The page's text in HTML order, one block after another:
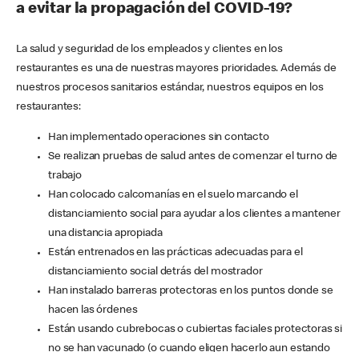
a evitar la propagación del COVID-19?
La salud y seguridad de los empleados y clientes en los
restaurantes es una de nuestras mayores prioridades. Además de
nuestros procesos sanitarios estándar, nuestros equipos en los
restaurantes:
Han implementado operaciones sin contacto
Se realizan pruebas de salud antes de comenzar el turno de
trabajo
Han colocado calcomanías en el suelo marcando el
distanciamiento social para ayudar a los clientes a mantener
una distancia apropiada
Están entrenados en las prácticas adecuadas para el
distanciamiento social detrás del mostrador
Han instalado barreras protectoras en los puntos donde se
hacen las órdenes
Están usando cubrebocas o cubiertas faciales protectoras si
no se han vacunado (o cuando eligen hacerlo aun estando